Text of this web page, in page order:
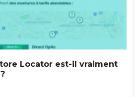
Locator est-il vraiment